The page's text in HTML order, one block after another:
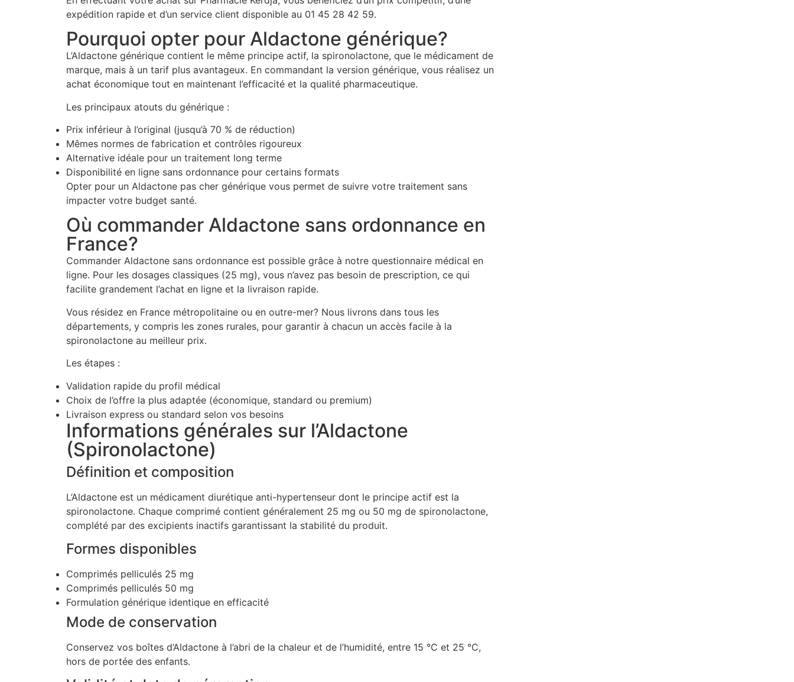
expédition rapide et d’un service client disponible au 01 45 28 42 59.
Pourquoi opter pour Aldactone générique?
L’Aldactone générique contient le même principe actif, la spironolactone, que le médicament de
marque, mais à un tarif plus avantageux. En commandant la version générique, vous réalisez un
achat économique tout en maintenant l’efficacité et la qualité pharmaceutique.
Les principaux atouts du générique :
Prix inférieur à l’original (jusqu’à 70 % de réduction)
Mêmes normes de fabrication et contrôles rigoureux
Alternative idéale pour un traitement long terme
Disponibilité en ligne sans ordonnance pour certains formats
Opter pour un Aldactone pas cher générique vous permet de suivre votre traitement sans
impacter votre budget santé.
Où commander Aldactone sans ordonnance en
France?
Commander Aldactone sans ordonnance est possible grâce à notre questionnaire médical en
ligne. Pour les dosages classiques (25 mg), vous n’avez pas besoin de prescription, ce qui
facilite grandement l’achat en ligne et la livraison rapide.
Vous résidez en France métropolitaine ou en outre-mer? Nous livrons dans tous les
départements, y compris les zones rurales, pour garantir à chacun un accès facile à la
spironolactone au meilleur prix.
Les étapes :
Validation rapide du profil médical
Choix de l’offre la plus adaptée (économique, standard ou premium)
Livraison express ou standard selon vos besoins
Informations générales sur l’Aldactone
(Spironolactone)
Définition et composition
L’Aldactone est un médicament diurétique anti-hypertenseur dont le principe actif est la
spironolactone. Chaque comprimé contient généralement 25 mg ou 50 mg de spironolactone,
complété par des excipients inactifs garantissant la stabilité du produit.
Formes disponibles
Comprimés pelliculés 25 mg
Comprimés pelliculés 50 mg
Formulation générique identique en efficacité
Mode de conservation
Conservez vos boîtes d’Aldactone à l’abri de la chaleur et de l’humidité, entre 15 °C et 25 °C,
hors de portée des enfants.